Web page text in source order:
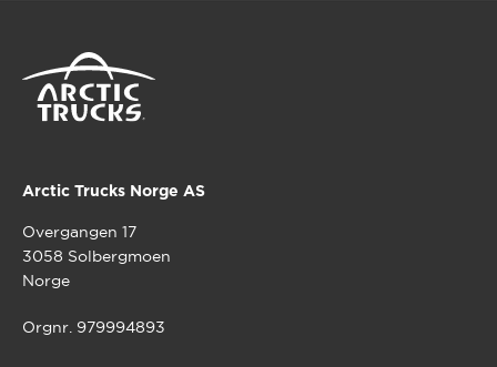
Arctic Trucks Norge AS
Overgangen 17
3058 Solbergmoen
Norge
Orgnr. 979994893